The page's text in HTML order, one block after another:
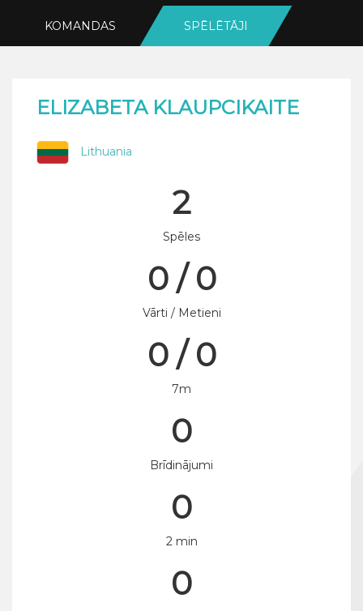
KOMANDAS SPĒLĒTĀJI
ELIZABETA KLAUPCIKAITE
Lithuania
2
Spēles
0 / 0
Vārti / Metieni
0 / 0
7m
0
Brīdinājumi
0
2 min
0